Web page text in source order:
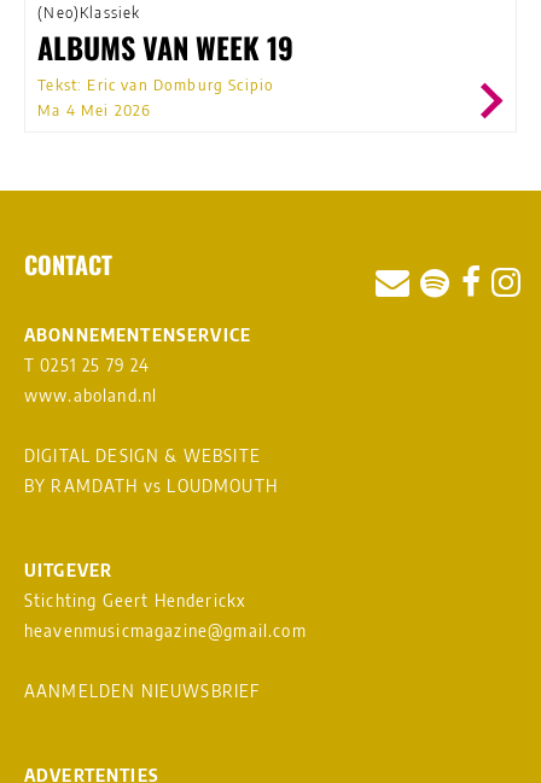
(Neo)Klassiek
ALBUMS VAN WEEK 19
Tekst: Eric van Domburg Scipio
Ma 4 Mei 2026
CONTACT
ABONNEMENTENSERVICE
T 0251 25 79 24
www.aboland.nl
DIGITAL DESIGN & WEBSITE
BY RAMDATH vs LOUDMOUTH
UITGEVER
Stichting Geert Henderickx
heavenmusicmagazine@gmail.com
AANMELDEN NIEUWSBRIEF
ADVERTENTIES